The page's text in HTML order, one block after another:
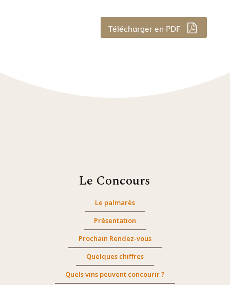
Télécharger en PDF
Le Concours
Le palmarès
Présentation
Prochain Rendez-vous
Quelques chiffres
Quels vins peuvent concourir ?